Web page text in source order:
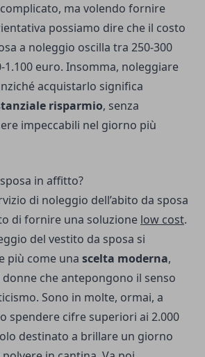
ma volendo fornire
possiamo dire che il costo
a noleggio oscilla tra 250-300
1.100 euro. Insomma, noleggiare
acquistarlo significa
risparmio, senza
impeccabili nel giorno più
in affitto?
di noleggio dell’abito da sposa
di fornire una soluzione low cost.
del vestito da sposa si
più come una scelta moderna,
che antepongono il senso
Sono in molte, ormai, a
spendere cifre superiori ai 2.000
destinato a brillare un giorno